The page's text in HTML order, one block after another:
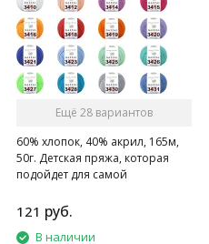
Ещё 28 вариантов
60% хлопок, 40% акрил, 165м,
50г. Детская пряжа, которая
подойдет для самой
121 руб.
В наличии